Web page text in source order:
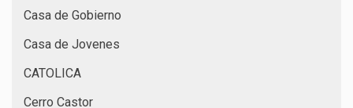
Casa de Gobierno
Casa de Jovenes
CATOLICA
Cerro Castor